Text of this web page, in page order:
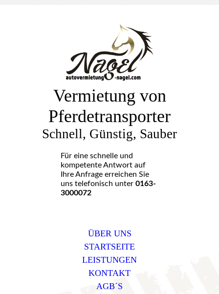
Vermietung von
Pferdetransporter
Schnell, Günstig, Sauber
Für eine schnelle und
kompetente Antwort auf
Ihre Anfrage erreichen Sie
uns telefonisch unter 0163-
3000072
ÜBER UNS
STARTSEITE
LEISTUNGEN
KONTAKT
AGB´S